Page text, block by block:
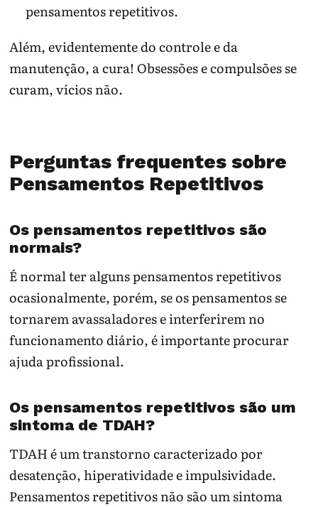
pensamentos repetitivos.
Além, evidentemente do controle e da
manutenção, a cura! Obsessões e compulsões se
curam, vícios não.
Perguntas frequentes sobre
Pensamentos Repetitivos
Os pensamentos repetitivos são
normais?
É normal ter alguns pensamentos repetitivos
ocasionalmente, porém, se os pensamentos se
tornarem avassaladores e interferirem no
funcionamento diário, é importante procurar
ajuda profissional.
Os pensamentos repetitivos são um
sintoma de TDAH?
TDAH é um transtorno caracterizado por
desatenção, hiperatividade e impulsividade.
Pensamentos repetitivos não são um sintoma